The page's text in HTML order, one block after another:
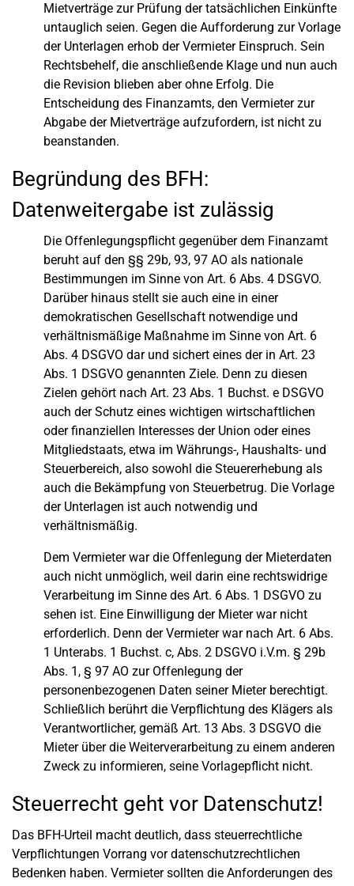
Mietverträge zur Prüfung der tatsächlichen Einkünfte
untauglich seien. Gegen die Aufforderung zur Vorlage
der Unterlagen erhob der Vermieter Einspruch. Sein
Rechtsbehelf, die anschließende Klage und nun auch
die Revision blieben aber ohne Erfolg. Die
Entscheidung des Finanzamts, den Vermieter zur
Abgabe der Mietverträge aufzufordern, ist nicht zu
beanstanden.
Begründung des BFH:
Datenweitergabe ist zulässig
Die Offenlegungspflicht gegenüber dem Finanzamt
beruht auf den §§ 29b, 93, 97 AO als nationale
Bestimmungen im Sinne von Art. 6 Abs. 4 DSGVO.
Darüber hinaus stellt sie auch eine in einer
demokratischen Gesellschaft notwendige und
verhältnismäßige Maßnahme im Sinne von Art. 6
Abs. 4 DSGVO dar und sichert eines der in Art. 23
Abs. 1 DSGVO genannten Ziele. Denn zu diesen
Zielen gehört nach Art. 23 Abs. 1 Buchst. e DSGVO
auch der Schutz eines wichtigen wirtschaftlichen
oder finanziellen Interesses der Union oder eines
Mitgliedstaats, etwa im Währungs-, Haushalts- und
Steuerbereich, also sowohl die Steuererhebung als
auch die Bekämpfung von Steuerbetrug. Die Vorlage
der Unterlagen ist auch notwendig und
verhältnismäßig.
Dem Vermieter war die Offenlegung der Mieterdaten
auch nicht unmöglich, weil darin eine rechtswidrige
Verarbeitung im Sinne des Art. 6 Abs. 1 DSGVO zu
sehen ist. Eine Einwilligung der Mieter war nicht
erforderlich. Denn der Vermieter war nach Art. 6 Abs.
1 Unterabs. 1 Buchst. c, Abs. 2 DSGVO i.V.m. § 29b
Abs. 1, § 97 AO zur Offenlegung der
personenbezogenen Daten seiner Mieter berechtigt.
Schließlich berührt die Verpflichtung des Klägers als
Verantwortlicher, gemäß Art. 13 Abs. 3 DSGVO die
Mieter über die Weiterverarbeitung zu einem anderen
Zweck zu informieren, seine Vorlagepflicht nicht.
Steuerrecht geht vor Datenschutz!
Das BFH-Urteil macht deutlich, dass steuerrechtliche
Verpflichtungen Vorrang vor datenschutzrechtlichen
Bedenken haben. Vermieter sollten die Anforderungen des